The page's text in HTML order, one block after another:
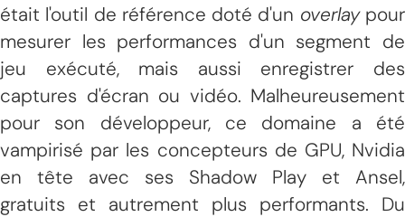
était l'outil de référence doté d'un overlaypour
mesurer les performances d'un segment de
jeu exécuté, mais aussi enregistrer des
captures d'écran ou vidéo. Malheureusement
pour son développeur, ce domaine a été
vampirisé par les concepteurs de GPU, Nvidia
en tête avec ses Shadow Play et Ansel,
gratuits et autrement plus performants. Du